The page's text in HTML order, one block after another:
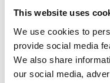
This website uses
We use cookies to
provide social media
We also share
our social media,
mozgásos játékok
12